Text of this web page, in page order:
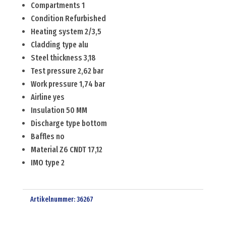
Compartments 1
Condition Refurbished
Heating system 2/3,5
Cladding type alu
Steel thickness 3,18
Test pressure 2,62 bar
Work pressure 1,74 bar
Airline yes
Insulation 50 MM
Discharge type bottom
Baffles no
Material Z6 CNDT 17,12
IMO type 2
Artikelnummer:36267